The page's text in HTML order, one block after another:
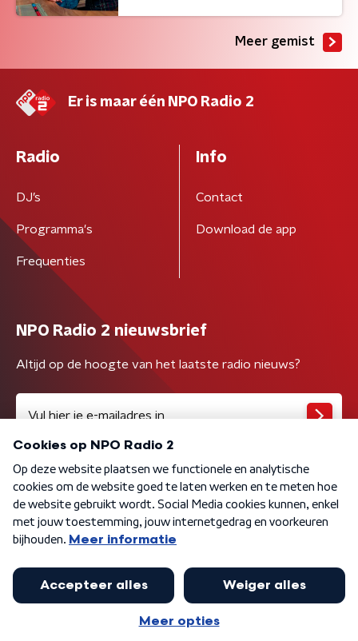
Meer gemist
Er is maar één NPO Radio 2
Radio
DJ’s
Programma's
Frequenties
Info
Contact
Download de app
NPO Radio 2 nieuwsbrief
Altijd op de hoogte van het laatste radio nieuws?
Algemene voorwaarden